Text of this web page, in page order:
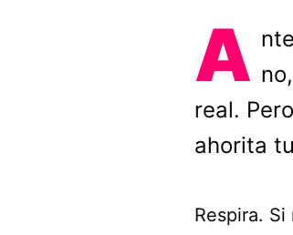
A
real.
ahorita
Respira.